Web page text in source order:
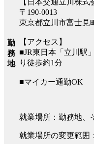
勤
務
地
【日本交通立川株式
〒190-0013
東京都立川市富士見
【アクセス】
■JR東日本「立川駅
り徒歩約1分
■マイカー通勤OK
就業場所：勤務地、
就業場所の変更範囲